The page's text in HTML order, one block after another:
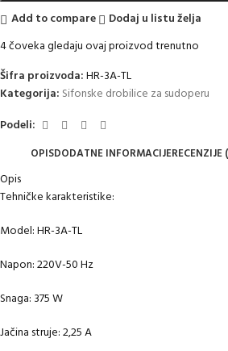
Add to compare
Dodaj u listu želja
4čoveka gledaju ovaj proizvod trenutno
Šifra proizvoda:HR-3A-TL
Kategorija: Sifonske drobilice za sudoperu
Podeli:
OPISDODATNE INFORMACIJERECENZIJE
Opis
Tehničke karakteristike:
Model: HR-3A-TL
Napon: 220V-50 Hz
Snaga: 375 W
Jačina struje: 2,25 A